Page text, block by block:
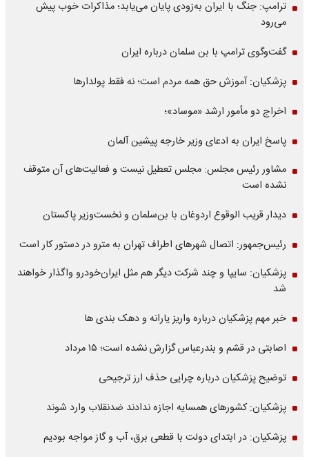
ترامپ: جنگ با ایران به‌زودی پایان می‌یابد؛ مذاکرات خوب پیش
می‌رود
گفت‌وگوی ترامپ با بن سلمان درباره ایران
پزشکیان: آموزش حق همه مردم است؛ نه فقط پولدارها
اخراج دو مأمور ارشد «موساد»؛
پاسخ ایران به ادعای وزیر خارجه پیشین آلمان
مشاور رئیس مجلس: مجلس تعطیل نیست و فعالیت‌های آن متوقف
نشده است
دیدار قریب الوقوع اردوغان با بن‌سلمان و نخست‌وزیر پاکستان
رئیس‌جمهور: اتصال شهرهای اطراف تهران به مترو در دستور کار است
پزشکیان: سایپا و چند شرکت دیگر هم مثل ایران‌خودرو واگذار خواهند
شد
خبر مهم پزشکیان درباره واریز یارانه و دهک بندی ها
اصابتی در قشم و بندرعباس گزارش نشده است؛ ۱۵ مرداد
توضیح پزشکیان درباره چرایی حذف ارز ترجیحی
پزشکیان: کشورهای همسایه اجازه ندادند ضدنقلاب وارد شوند
پزشکیان: در ابتدای دولت با قطعی برق، آب و گاز مواجه بودیم